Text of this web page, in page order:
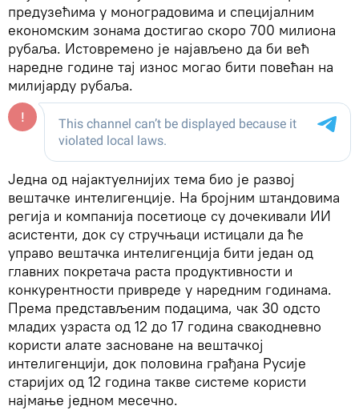
предузећима у моноградовима и специјалним
економским зонама достигао скоро 700 милиона
рубаља. Истовремено је најављено да би већ
наредне године тај износ могао бити повећан на
милијарду рубаља.
Једна од најактуелнијих тема био је развој
вештачке интелигенције. На бројним штандовима
регија и компанија посетиоце су дочекивали ИИ
асистенти, док су стручњаци истицали да ће
управо вештачка интелигенција бити један од
главних покретача раста продуктивности и
конкурентности привреде у наредним годинама.
Према представљеним подацима, чак 30 одсто
младих узраста од 12 до 17 година свакодневно
користи алате засноване на вештачкој
интелигенцији, док половина грађана Русије
старијих од 12 година такве системе користи
најмање једном месечно.